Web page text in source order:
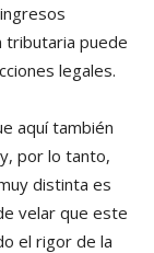
tributaria puede
legales.
aquí también
por lo tanto,
distinta es
velar que este
el rigor de la